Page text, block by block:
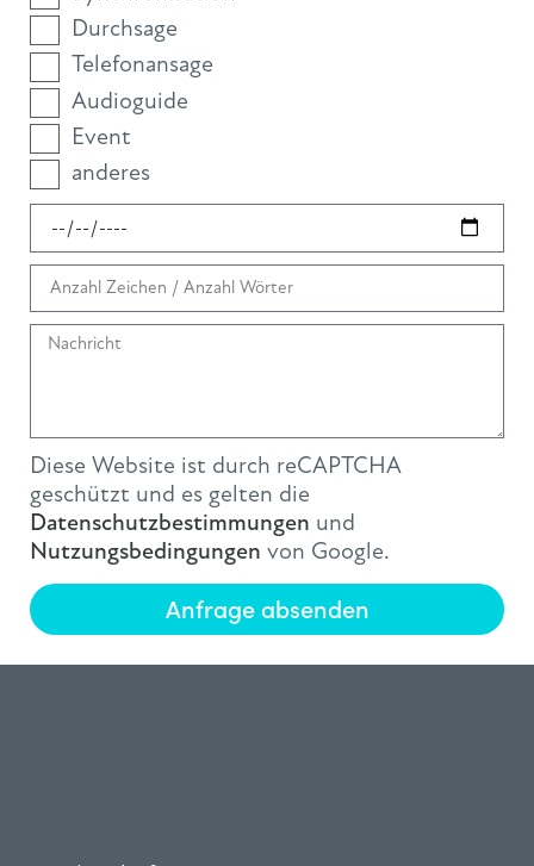
Durchsage
Telefonansage
Audioguide
Event
anderes
Diese Website ist durch reCAPTCHA
geschützt und es gelten die
Datenschutzbestimmungen und
Nutzungsbedingungen von Google.
Anfrage absenden